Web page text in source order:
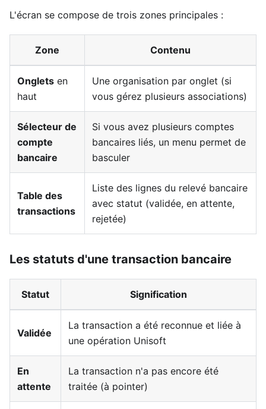
L'écran se compose de trois zones principales :
Zone Contenu
Onglets en
haut
Une organisation par onglet (si
vous gérez plusieurs associations)
Sélecteur de
compte
bancaire
Si vous avez plusieurs comptes
bancaires liés, un menu permet de
basculer
Table des
transactions
Liste des lignes du relevé bancaire
avec statut (validée, en attente,
rejetée)
Les statuts d'une transaction bancaire
Statut Signification
Validée
La transaction a été reconnue et liée à
une opération Unisoft
En
attente
La transaction n'a pas encore été
traitée (à pointer)